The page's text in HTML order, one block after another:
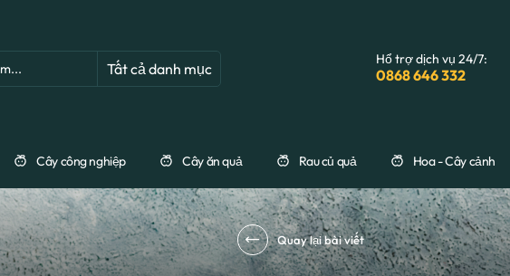
Tất cả danh mục
Hổ trợ dịch vụ 24/7:
0868 646 332
Cây công nghiệp Cây ăn quả Rau củ quả Hoa - Cây cảnh
Quay lại bài viết